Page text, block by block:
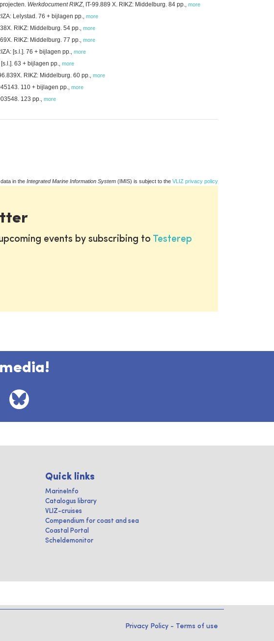
Werkdocument RIKZ, IT-99.889 X. RIKZ: Middelburg. 84 pp. more
Lelystad. 76 + bijlagen pp. more
RIKZ: Middelburg. 54 pp. more
RIKZ: Middelburg. 77 pp. more
[s.l.]. 76 + bijlagen pp. more
63 + bijlagen pp. more
RIKZ: Middelburg. 60 pp. more
110 + bijlagen pp. more
123 pp. more
in the Integrated Marine Information System (IMIS) is subject to the VLIZ privacy policy
events by subscribing to Testerep
Quick links
MarineInfo
Catalogus library
VLIZ-cruises
Compendium for coast and sea
Coastal Portal
Scheldemonitor
Privacy Policy - Terms of use